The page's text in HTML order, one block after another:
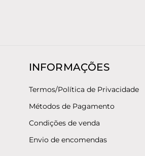
INFORMAÇÕES
Termos/Política de Privacidade
Métodos de Pagamento
Condições de venda
Envio de encomendas